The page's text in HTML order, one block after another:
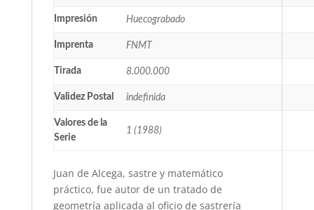
Impresión Huecograbado
Imprenta FNMT
Tirada 8.000.000
Validez Postal indefinida
Valores de la
Serie
1 (1988)
Juan de Alcega, sastre y matemático
práctico, fue autor de un tratado de
geometría aplicada al oficio de sastrería